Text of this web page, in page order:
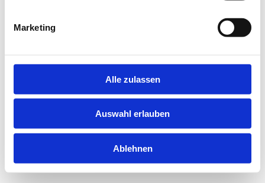
Marketing
Alle zulassen
Auswahl erlauben
Ablehnen